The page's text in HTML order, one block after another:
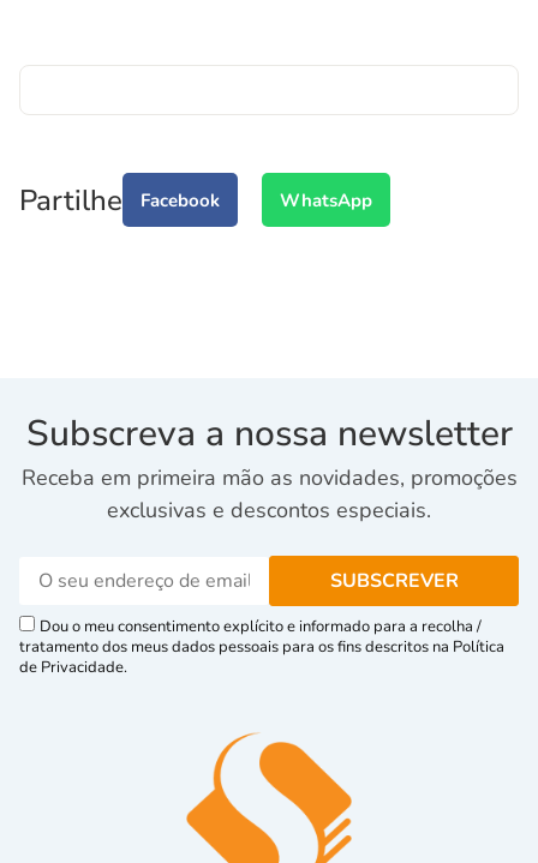
Partilhe Facebook WhatsApp
Subscreva a nossa newsletter
Receba em primeira mão as novidades, promoções
exclusivas e descontos especiais.
Dou o meu consentimento explícito e informado para a recolha /
tratamento dos meus dados pessoais para os fins descritos na Política
de Privacidade.